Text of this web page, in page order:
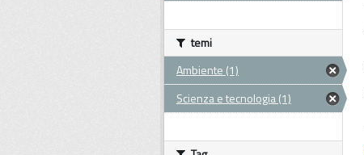
temi
Ambiente (1)
Scienza e tecnologia (1)